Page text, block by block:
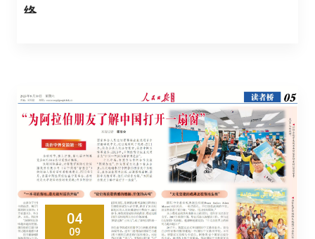
络
04
09